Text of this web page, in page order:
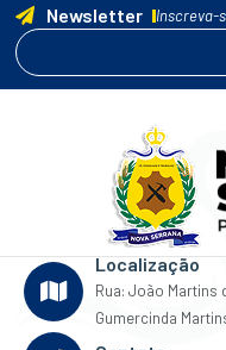
Newsletter Inscreva-
Localização
Rua: João Martins
Gumercinda